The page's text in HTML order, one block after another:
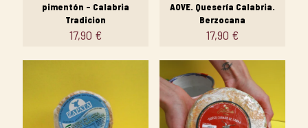
pimentón – Calabria
Tradicion
17,90 €
AOVE. Quesería Calabria.
Berzocana
17,90 €